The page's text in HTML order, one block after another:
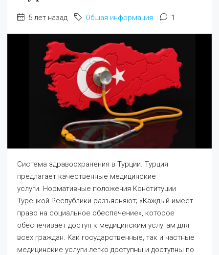
5 лет назад Общая информация 1
Система здравоохранения в Турции. Турция
предлагает качественные медицинские
услуги. Нормативные положения Конституции
Турецкой Республики разъясняют; «Каждый имеет
право на социальное обеспечение», которое
обеспечивает доступ к медицинским услугам для
всех граждан. Как государственные, так и частные
медицинские услуги легко доступны и доступны по